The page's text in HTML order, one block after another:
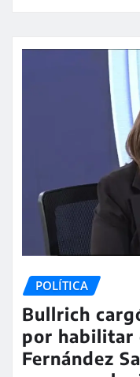
POLÍTICA
Bullrich
por habilitar
Fernández